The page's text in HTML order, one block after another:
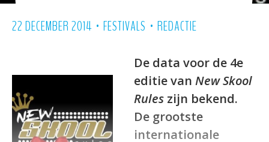
22 DECEMBER 2014 • FESTIVALS • REDACTIE
De data voor de 4e
editie van New Skool
Rules zijn bekend.
De grootste
internationale